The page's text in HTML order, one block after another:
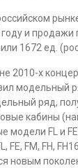
и продажи
1672 ед.
2010-х
модельный
ряд,
кабины
модели FL и
FE, FM, FH,
новым